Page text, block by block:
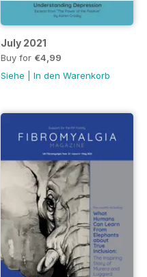
July 2021
Buy for €4,99
Siehe
In den Warenkorb